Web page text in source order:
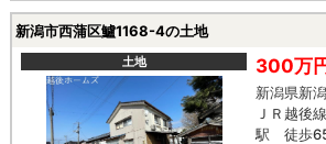
い分け可能 〇２階納戸は明るい２面採光！ワーク
便利な２階のセカンド洗面台で朝の身支度も安心
新潟市西蒲区鱸1168-4の土地
土地 300万
新潟県新
ＪＲ越後
駅 徒歩